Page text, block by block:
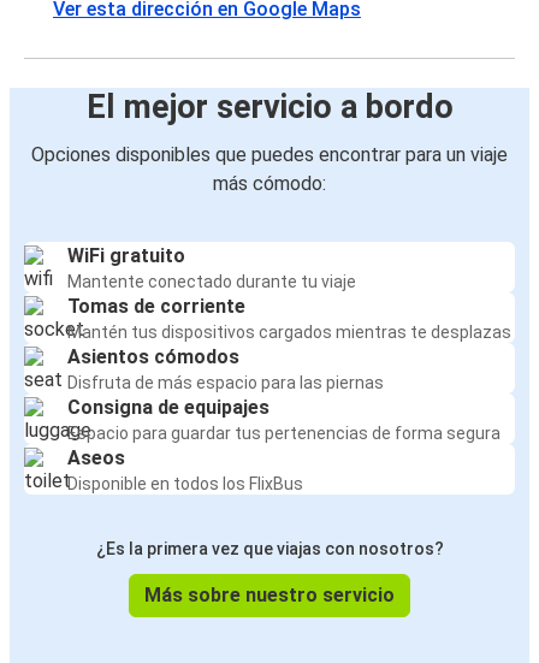
Ver esta dirección en Google Maps
El mejor servicio a bordo
Opciones disponibles que puedes encontrar para un viaje
más cómodo:
WiFi gratuito
Mantente conectado durante tu viaje
Tomas de corriente
Mantén tus dispositivos cargados mientras te desplazas
Asientos cómodos
Disfruta de más espacio para las piernas
Consigna de equipajes
Espacio para guardar tus pertenencias de forma segura
Aseos
Disponible en todos los FlixBus
¿Es la primera vez que viajas con nosotros?
Más sobre nuestro servicio